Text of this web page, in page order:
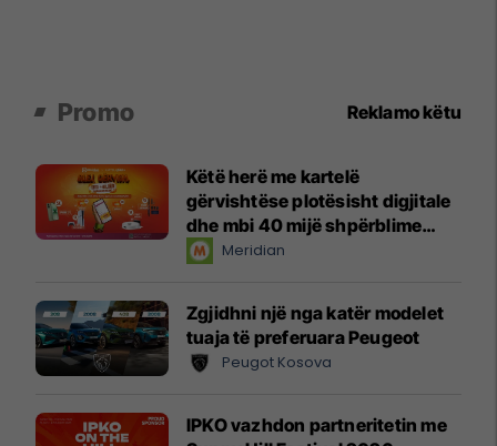
Promo Reklamo këtu
Këtë herë me kartelë
gërvishtëse plotësisht digjitale
dhe mbi 40 mijë shpërblime
instant!Meridian
Zgjidhni një nga katër modelet
tuaja të preferuara Peugeot
Peugot Kosova
IPKO vazhdon partneritetin me